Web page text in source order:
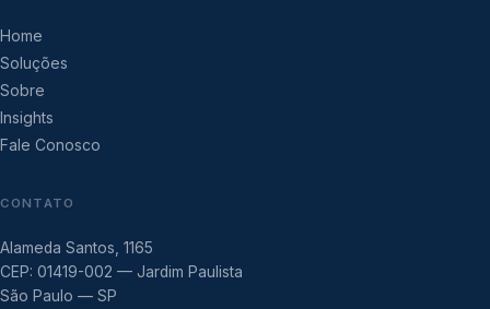
Home
Soluções
Sobre
Insights
Fale Conosco
CONTATO
Alameda Santos, 1165
CEP: 01419-002 — Jardim Paulista
São Paulo — SP